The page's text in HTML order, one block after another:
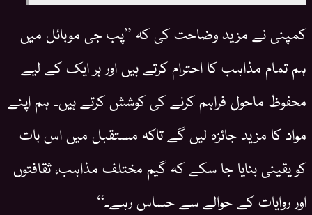
کمپنی نے مزید وضاحت کی کہ ”پب جی موبائل میں
ہم تمام مذاہب کا احترام کرتے ہیں اور ہر ایک کے لیے
محفوظ ماحول فراہم کرنے کی کوشش کرتے ہیں۔ ہم اپنے
مواد کا مزید جائزہ لیں گے تاکہ مستقبل میں اس بات
کو یقینی بنایا جا سکے کہ گیم مختلف مذاہب، ثقافتوں
اور روایات کے حوالے سے حساس رہے۔“